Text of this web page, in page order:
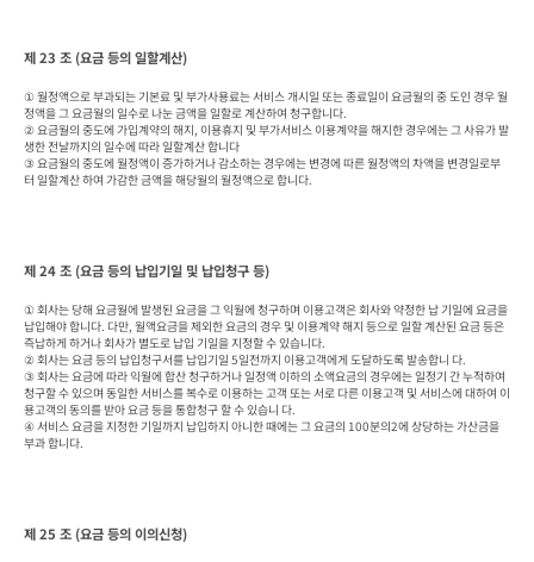
제 23 조 (요금 등의 일할계산)
① 월정액으로 부과되는 기본료 및 부가사용료는 서비스 개시일 또는 종료일이 요금월의 중 도인 경우 월
정액을 그 요금월의 일수로 나눈 금액을 일할로 계산하여 청구합니다.
② 요금월의 중도에 가입계약의 해지, 이용휴지 및 부가서비스 이용계약을 해지한 경우에는 그 사유가 발
생한 전날까지의 일수에 따라 일할계산 합니다
③ 요금월의 중도에 월정액이 증가하거나 감소하는 경우에는 변경에 따른 월정액의 차액을 변경일로부
터 일할계산 하여 가감한 금액을 해당월의 월정액으로 합니다.
제 24 조 (요금 등의 납입기일 및 납입청구 등)
① 회사는 당해 요금월에 발생된 요금을 그 익월에 청구하며 이용고객은 회사와 약정한 납 기일에 요금을
납입해야 합니다. 다만, 월액요금을 제외한 요금의 경우 및 이용계약 해지 등으로 일할 계산된 요금 등은
즉납하게 하거나 회사가 별도로 납입 기일을 지정할 수 있습니다.
② 회사는 요금 등의 납입청구서를 납입기일 5일전까지 이용고객에게 도달하도록 발송합니 다.
③ 회사는 요금에 따라 익월에 합산 청구하거나 일정액 이하의 소액요금의 경우에는 일정기 간 누적하여
청구할 수 있으며 동일한 서비스를 복수로 이용하는 고객 또는 서로 다른 이용고객 및 서비스에 대하여 이
용고객의 동의를 받아 요금 등을 통합청구 할 수 있습니 다.
④ 서비스 요금을 지정한 기일까지 납입하지 아니한 때에는 그 요금의 100분의2에 상당하는 가산금을
부과 합니다.
제 25 조 (요금 등의 이의신청)